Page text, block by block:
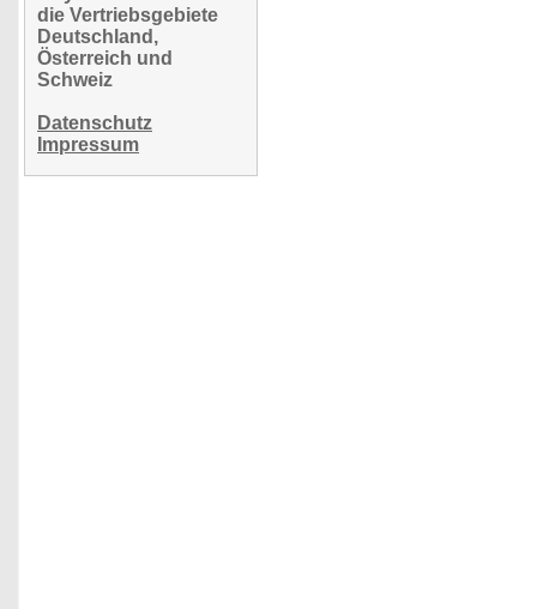
die Vertriebsgebiete
Deutschland,
Österreich und
Schweiz
Datenschutz
Impressum